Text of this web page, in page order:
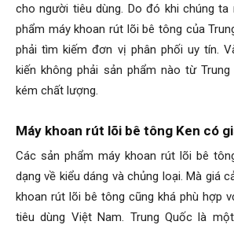
cho người tiêu dùng. Do đó khi chúng
phẩm máy khoan rút lõi bê tông của
phải tìm kiếm đơn vị phân phối uy tín.
kiến không phải sản phẩm nào từ
kém chất lượng.
Máy khoan rút lõi bê tông Ken có
Các sản phẩm máy khoan rút lõi bê
dạng về kiểu dáng và chủng loại. Mà giá
khoan rút lõi bê tông cũng khá phù hợp
tiêu dùng Việt Nam. Trung Quốc là